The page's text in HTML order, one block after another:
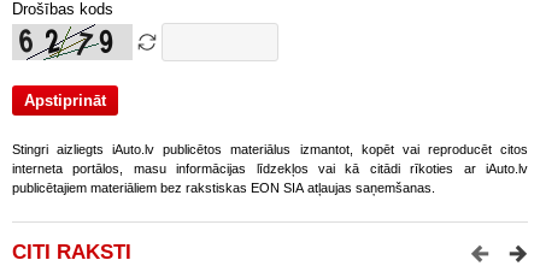
Drošības kods
Stingri aizliegts iAuto.lv publicētos materiālus izmantot, kopēt vai reproducēt citos
interneta portālos, masu informācijas līdzekļos vai kā citādi rīkoties ar iAuto.lv
publicētajiem materiāliem bez rakstiskas EON SIA atļaujas saņemšanas.
CITI RAKSTI